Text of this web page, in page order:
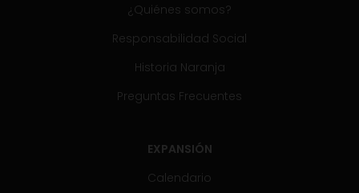
¿Quiénes somos?
Responsabilidad Social
Historia Naranja
Preguntas Frecuentes
EXPANSIÓN
Calendario